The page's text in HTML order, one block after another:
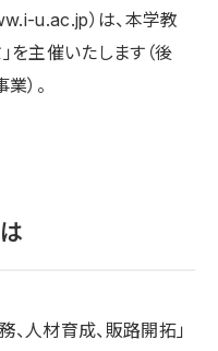
u.ac.jp）は、本学教
を主催いたします（後
）。
、人材育成、販路開拓」